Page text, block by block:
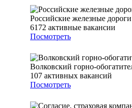
Российские железные дороги
6172 активные вакансии
Посмотреть
Волковский горно-
107 активных вакансий
Посмотреть